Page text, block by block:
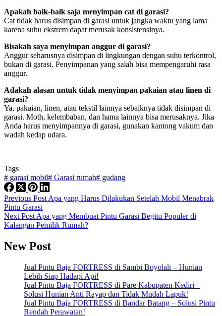
Apakah baik-baik saja menyimpan cat di garasi?
Cat tidak harus disimpan di garasi untuk jangka waktu yang lama
karena suhu ekstrem dapat merusak konsistensinya.
Bisakah saya menyimpan anggur di garasi?
Anggur seharusnya disimpan di lingkungan dengan suhu terkontrol,
bukan di garasi. Penyimpanan yang salah bisa mempengaruhi rasa
anggur.
Adakah alasan untuk tidak menyimpan pakaian atau linen di
garasi?
Ya, pakaian, linen, atau tekstil lainnya sebaiknya tidak disimpan di
garasi. Moth, kelembaban, dan hama lainnya bisa merusaknya. Jika
Anda harus menyimpannya di garasi, gunakan kantong vakum dan
wadah kedap udara.
Tags
# garasi mobil# Garasi rumah# gudang
Previous PostApa yang Harus Dilakukan Setelah Mobil Menabrak
Pintu Garasi
NextPostApa yang Membuat Pintu Garasi Begitu Populer di
Kalangan Pemilik Rumah?
New Post
Jual Pintu Baja FORTRESS di Sambi Boyolali – Hunian
Lebih Siap Hadapi Api!
Jual Pintu Baja FORTRESS di Pare Kabupaten Kediri –
Solusi Hunian Anti Rayap dan Tidak Mudah Lapuk!
Jual Pintu Baja FORTRESS di Bandar Batang – Solusi Pintu
Rendah Perawatan!